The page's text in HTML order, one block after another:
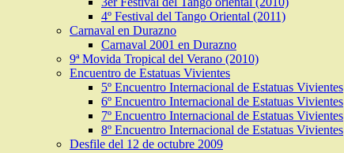
4º Festival del Tango Oriental (2011)
Carnaval en Durazno
Carnaval 2001 en Durazno
9ª Movida Tropical del Verano (2010)
Encuentro de Estatuas Vivientes
5º Encuentro Internacional de Estatuas Vivientes
6º Encuentro Internacional de Estatuas Vivientes
7º Encuentro Internacional de Estatuas Vivientes
8º Encuentro Internacional de Estatuas Vivientes
Desfile del 12 de octubre 2009